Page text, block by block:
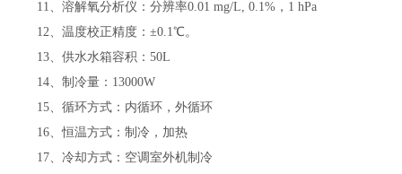
11
、溶解氧分析仪：分辨率0.01 mg/L, 0.1% ， 1 hPa
12 、温度校正精度：±0.1℃ 。
13 、供水水箱容积：50L
14 、制冷量： 13000W
15 、循环方式：内循环，外循环
16 、恒温方式：制冷，加热
17 、冷却方式：空调室外机制冷